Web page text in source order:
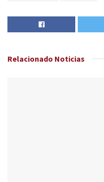
Relacionado Noticias